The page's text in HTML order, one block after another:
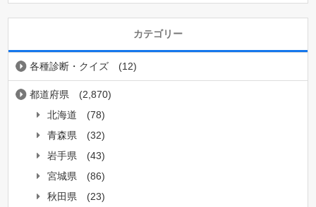
カテゴリー
各種診断・クイズ (12)
都道府県
(2,870)
北海道
(78)
青森県
(32)
岩手県
(43)
宮城県
(86)
秋田県
(23)